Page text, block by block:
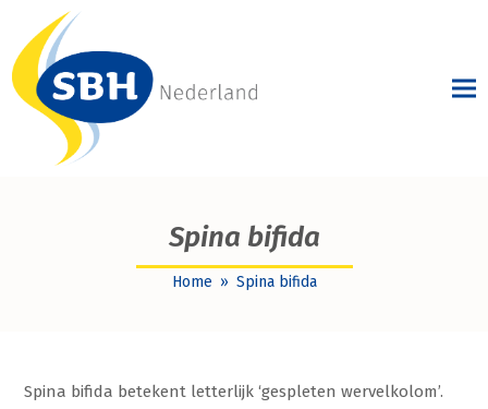
Spina bifida
Home » Spina bifida
Spina bifida betekent letterlijk ‘gespleten wervelkolom’.